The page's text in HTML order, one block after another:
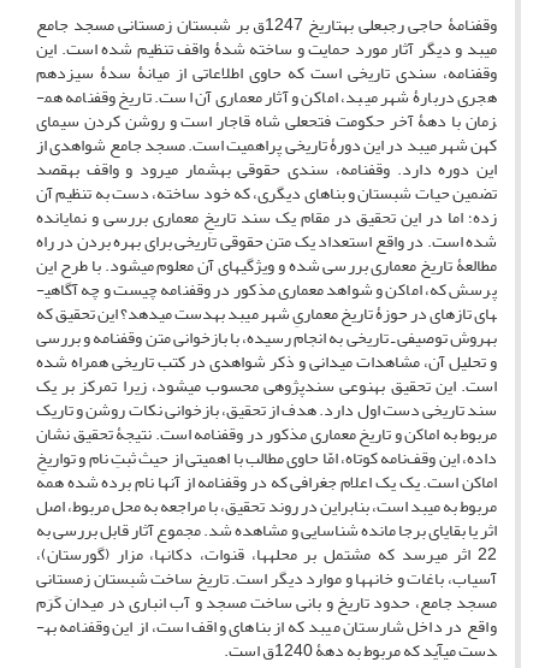
وقف­نامۀ حاجی رجبعلی به­تاریخ 1247ق بر شبستان زمستانی مسجد جامع
میبد و دیگر آثار مورد حمایت و ساخته شدۀ واقف تنظیم شده است. این
وقف­نامه، سندی تاریخی است که حاوی اطلاعاتی از میانۀ سدۀ سیزدهم
هجری دربارۀ شهر میبد، اماکن و آثار معماری آن است. تاریخ وقف­نامه هم­
زمان با دهۀ آخر حکومت فتحعلی شاه قاجار است و روشن کردن سیمای
کهن شهر میبد در این دورۀ تاریخی پراهمیت است. مسجد جامع شواهدی از
این دوره دارد. وقف­نامه، سندی حقوقی به­شمار می­رود و واقف به­قصد
تضمین حیات شبستان و بناهای دیگری، که خود ساخته، دست به تنظیم آن
زده؛ اما در این تحقیق در مقام یک سند تاریخِ معماری بررسی و نمایانده
شده است. در واقع استعداد یک متن حقوقی تاریخی برای بهره بردن در راه
مطالعۀ تاریخ معماری بررسی شده و ویژگی­های آن معلوم می­شود. با طرح این
پرسش که، اماکن و شواهد معماری مذکور در وقف­نامه چیست و چه آگاهی­
های تازه­ای در حوزۀ تاریخ معماریِ شهر میبد به­دست می­دهد؟ این تحقیق که
به­روش توصیفی ـ تاریخی به انجام رسیده، با بازخوانی متن وقف­نامه و بررسی
و تحلیل آن، مشاهدات میدانی و ذکر شواهدی در کتب تاریخی همراه شده
است. این تحقیق به­نوعی سندپژوهی محسوب می­شود، زیرا تمرکز بر یک
سند تاریخی دست اول دارد. هدف از تحقیق، بازخوانی نکات روشن و تاریک
مربوط به اماکن و تاریخ معماری مذکور در وقف­نامه است. نتیجۀ تحقیق نشان
داده، این وقف‌نامه کوتاه، امّا حاوی مطالب با اهمیتی از حیث ثبتِ نام و تواریخِ
اماکن است. یک یک اعلام جغرافی که در وقف­نامه از آن­ها نام برده شده همه
مربوط به میبد است، بنابراین در روند تحقیق، با مراجعه به محل مربوط، اصل
اثر یا بقایای برجا مانده شناسایی و مشاهده شد. مجموع آثار قابل بررسی به
22 اثر می­رسد که مشتمل بر محله­ها، قنوات، دکان­ها، مزار (گورستان)،
آسیاب، باغات و خانه­ها و موارد دیگر است. تاریخ ساخت شبستان زمستانی
مسجد جامع، حدود تاریخ و بانی ساخت مسجد و آب انباری در میدان کَرَم
واقع در داخل شارستان میبد که از بناهای واقف است، از این وقف­نامه به­
دست می­آید که مربوط به دهۀ 1240ق است.